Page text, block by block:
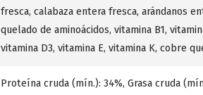
fresca, calabaza entera fresca, arándanos
quelado de aminoácidos, vitamina B1,
vitamina D3, vitamina E, vitamina K, cobre
Proteína cruda (mín.): 34%, Grasa cruda